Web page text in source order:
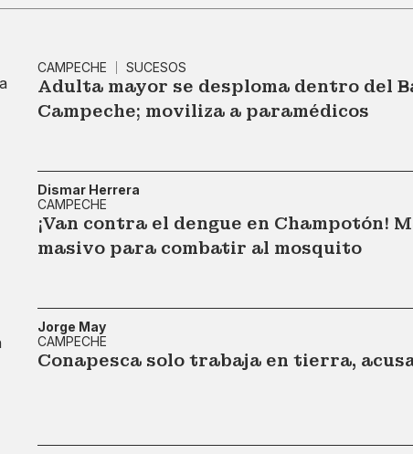
CAMPECHE SUCESOS
Adulta mayor se desploma dentro del
Campeche; moviliza a paramédicos
Dismar Herrera
CAMPECHE
¡Van contra el dengue en Champotón!
masivo para combatir al mosquito
Jorge May
CAMPECHE
Conapesca solo trabaja en tierra,